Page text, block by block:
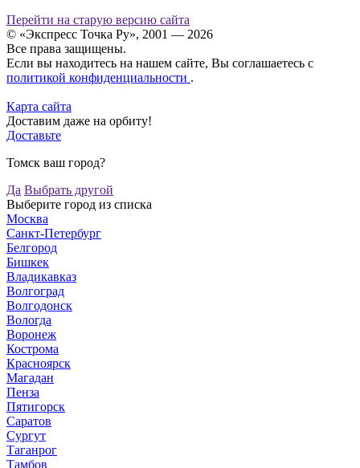
Перейти на старую версию сайта
© «Экспресс Точка Ру», 2001 — 2026
Все права защищены.
Если вы находитесь на нашем сайте, Вы соглашаетесь с
политикой конфиденциальности .
Карта сайта
Доставим даже на орбиту!
Доставьте
Томск ваш город?
Да Выбрать другой
Выберите город из списка
Москва
Санкт-Петербург
Белгород
Бишкек
Владикавказ
Волгоград
Волгодонск
Вологда
Воронеж
Кострома
Красноярск
Магадан
Пенза
Пятигорск
Саратов
Сургут
Таганрог
Тамбов